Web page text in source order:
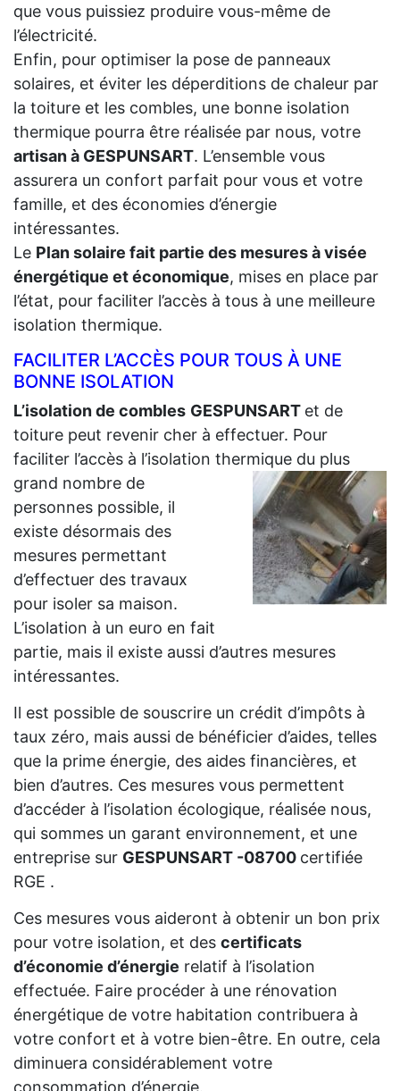
que vous puissiez produire vous-même de
l’électricité.
Enfin, pour optimiser la pose de panneaux
solaires, et éviter les déperditions de chaleur par
la toiture et les combles, une bonne isolation
thermique pourra être réalisée par nous, votre
artisan à GESPUNSART. L’ensemble vous
assurera un confort parfait pour vous et votre
famille, et des économies d’énergie
intéressantes.
Le Plan solaire fait partie des mesures à visée
énergétique et économique, mises en place par
l’état, pour faciliter l’accès à tous à une meilleure
isolation thermique.
FACILITER L’ACCÈS POUR TOUS À UNE
BONNE ISOLATION
L’isolation de combles GESPUNSART et de
toiture peut revenir cher à effectuer. Pour
faciliter l’accès à l’isolation thermique du plus
grand nombre de
personnes possible, il
existe désormais des
mesures permettant
d’effectuer des travaux
pour isoler sa maison.
L’isolation à un euro en fait
partie, mais il existe aussi d’autres mesures
intéressantes.
Il est possible de souscrire un crédit d’impôts à
taux zéro, mais aussi de bénéficier d’aides, telles
que la prime énergie, des aides financières, et
bien d’autres. Ces mesures vous permettent
d’accéder à l’isolation écologique, réalisée nous,
qui sommes un garant environnement, et une
entreprise sur GESPUNSART -08700 certifiée
RGE .
Ces mesures vous aideront à obtenir un bon prix
pour votre isolation, et des certificats
d’économie d’énergie relatif à l’isolation
effectuée. Faire procéder à une rénovation
énergétique de votre habitation contribuera à
votre confort et à votre bien-être. En outre, cela
diminuera considérablement votre
consommation d’énergie.